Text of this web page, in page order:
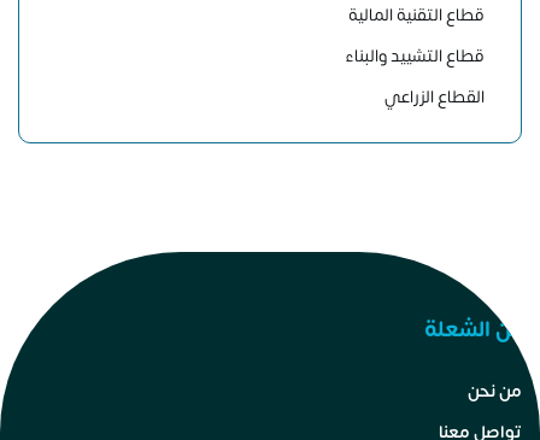
قطاع التقنية المالية
قطاع التشييد والبناء
القطاع الزراعي
عن الشعلة
من نحن
تواصل معنا